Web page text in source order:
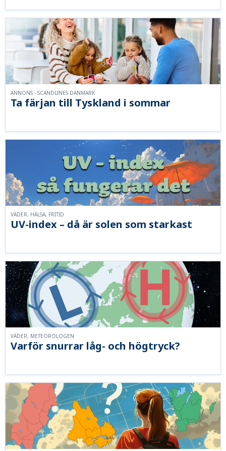
Ta färjan till Tyskland i sommar
ANNONS - SCANDLINES DANMARK
UV-index – då är solen som starkast
VÄDER, HÄLSA, FRITID
Varför snurrar låg- och högtryck?
VÄDER, METEOROLOGEN